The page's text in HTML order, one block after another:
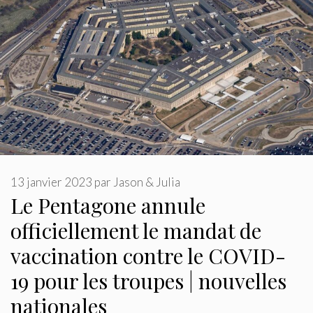
Le Pentagone annule
officiellement le mandat de
vaccination contre le COVID-
19 pour les troupes | nouvelles
nationales
13 janvier 2023 par Jason & Julia